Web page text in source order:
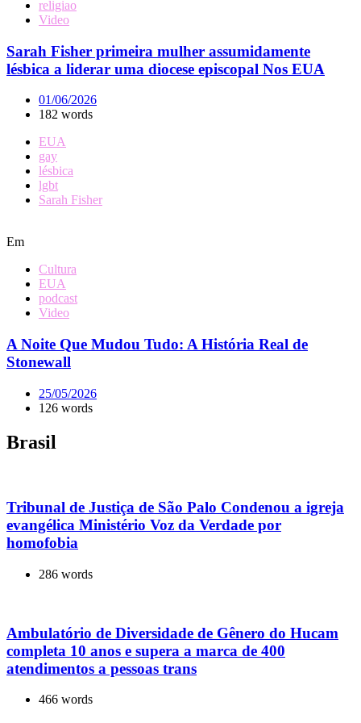
religiao
Video
Sarah Fisher primeira mulher assumidamente
lésbica a liderar uma diocese episcopal Nos EUA
01/06/2026
182 words
EUA
gay
lésbica
lgbt
Sarah Fisher
Em
Cultura
EUA
podcast
Video
A Noite Que Mudou Tudo: A História Real de
Stonewall
25/05/2026
126 words
Brasil
Tribunal de Justiça de São Palo Condenou a igreja
evangélica Ministério Voz da Verdade por
homofobia
286 words
Ambulatório de Diversidade de Gênero do Hucam
completa 10 anos e supera a marca de 400
atendimentos a pessoas trans
466 words